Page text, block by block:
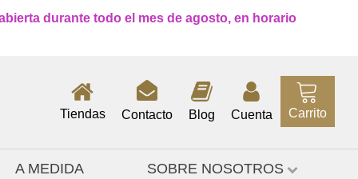
durante todo el mes de agosto, en horario
Tiendas Contacto Blog Cuenta Carrito
A MEDIDA SOBRE NOSOTROS